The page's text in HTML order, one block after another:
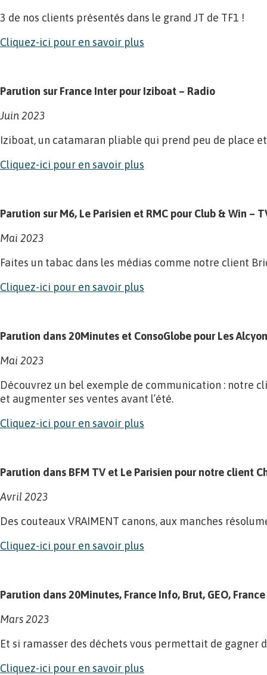
3 de nos clients présentés dans le grand JT de TF1 !
Cliquez-ici pour en savoir plus
Parution sur France Inter pour Iziboat – Radio
Juin 2023
Iziboat, un catamaran pliable qui prend peu de place
Cliquez-ici pour en savoir plus
Parution sur M6, Le Parisien et RMC pour Club & Win –
Mai 2023
Faites un tabac dans les médias comme notre client
Cliquez-ici pour en savoir plus
Parution dans 20Minutes et ConsoGlobe pour Les
Mai 2023
Découvrez un bel exemple de communication : notre
et augmenter ses ventes avant l’été.
Cliquez-ici pour en savoir plus
Parution dans BFM TV et Le Parisien pour notre client
Avril 2023
Des couteaux VRAIMENT canons, aux manches
Cliquez-ici pour en savoir plus
Parution dans 20Minutes, France Info, Brut, GEO,
Mars 2023
Et si ramasser des déchets vous permettait de gagner
Cliquez-ici pour en savoir plus